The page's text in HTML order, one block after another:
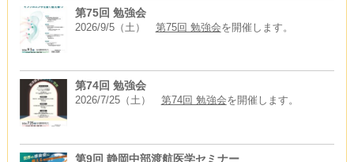
第75回 勉強会
2026/9/5（土） 第75回 勉強会を開催します。
第74回 勉強会
2026/7/25（土） 第74回 勉強会を開催します。
第9回 静岡中部渡航医学セミナー